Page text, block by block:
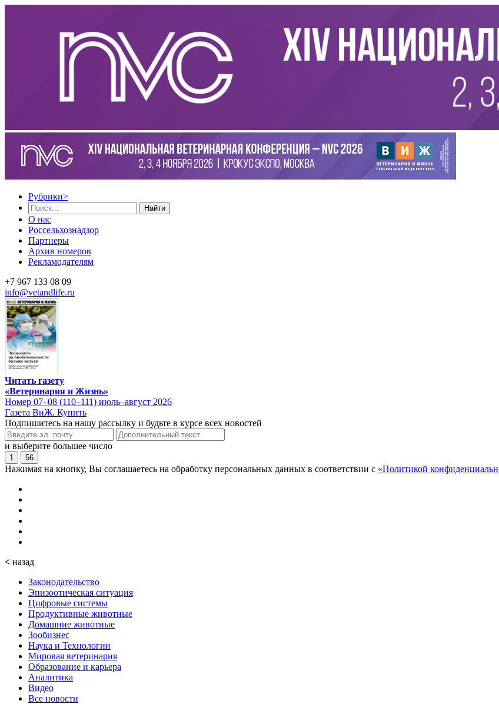
Рубрики>
Найти
О нас
Россельхознадзор
Партнеры
Архив номеров
Рекламодателям
+7 967 133 08 09
info@vetandlife.ru
Читать газету
«Ветеринария и Жизнь»
Номер 07–08 (110–111) июль–август 2026
Газета ВиЖ. Купить
Подпишитесь на нашу рассылку и будьте в курсе всех новостей
и выберите большее число
1 56
Нажимая на кнопку, Вы соглашаетесь на обработку персональных данных в соответствии с «Политикой
< назад
Законодательство
Эпизоотическая ситуация
Цифровые системы
Продуктивные животные
Домашние животные
Зообизнес
Наука и Технологии
Мировая ветеринария
Образование и карьера
Аналитика
Видео
Все новости